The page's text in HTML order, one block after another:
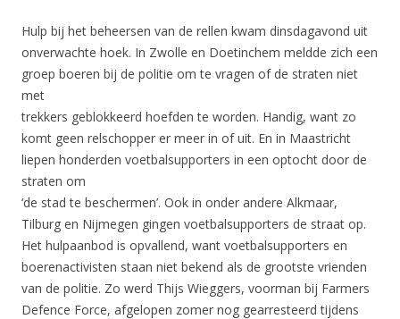
Hulp bij het beheersen van de rellen kwam dinsdagavond uit
onverwachte hoek. In Zwolle en Doetinchem meldde zich een
groep boeren bij de politie om te vragen of de straten niet
met
trekkers geblokkeerd hoefden te worden. Handig, want zo
komt geen relschopper er meer in of uit. En in Maastricht
liepen honderden voetbalsupporters in een optocht door de
straten om
‘de stad te beschermen’. Ook in onder andere Alkmaar,
Tilburg en Nijmegen gingen voetbalsupporters de straat op.
Het hulpaanbod is opvallend, want voetbalsupporters en
boerenactivisten staan niet bekend als de grootste vrienden
van de politie. Zo werd Thijs Wieggers, voorman bij Farmers
Defence Force, afgelopen zomer nog gearresteerd tijdens